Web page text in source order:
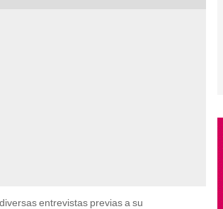
entrevistas previas a su